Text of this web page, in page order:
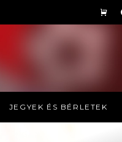
JEGYEK ÉS BÉRLETEK